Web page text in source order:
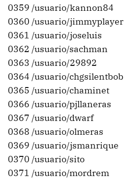
0359 /usuario/kannon84
0360 /usuario/jimmyplayer
0361 /usuario/joseluis
0362 /usuario/sachman
0363 /usuario/29892
0364 /usuario/chgsilentbob
0365 /usuario/chaminet
0366 /usuario/pjllaneras
0367 /usuario/dwarf
0368 /usuario/olmeras
0369 /usuario/jsmanrique
0370 /usuario/sito
0371 /usuario/mordrem